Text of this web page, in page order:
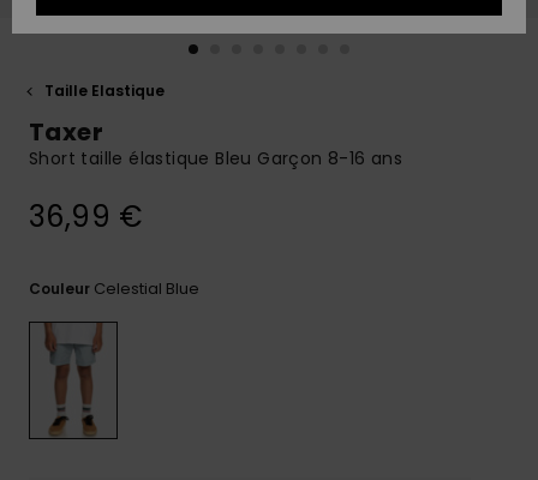
conversation
à votre
question.
Trouvez
Taille Elastique
Taxer
Short taille élastique Bleu Garçon 8-16 ans
36,99 €
Couleur Celestial Blue